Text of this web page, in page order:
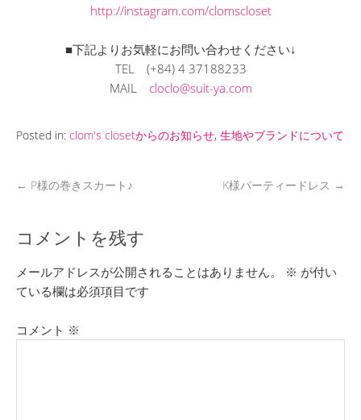
http://instagram.com/clomscloset
■下記よりお気軽にお問い合わせください↓
TEL (+84) 4 37188233
MAIL cloclo@suit-ya.com
Posted in: clom's closetからのお知らせ, 生地やブランドについて
← P様の巻きスカート♪ K様パーティードレス →
コメントを残す
メールアドレスが公開されることはありません。 ※ が付い
ている欄は必須項目です
コメント ※